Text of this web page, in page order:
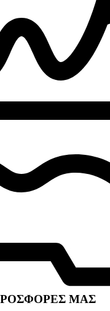
ΜΑΣ